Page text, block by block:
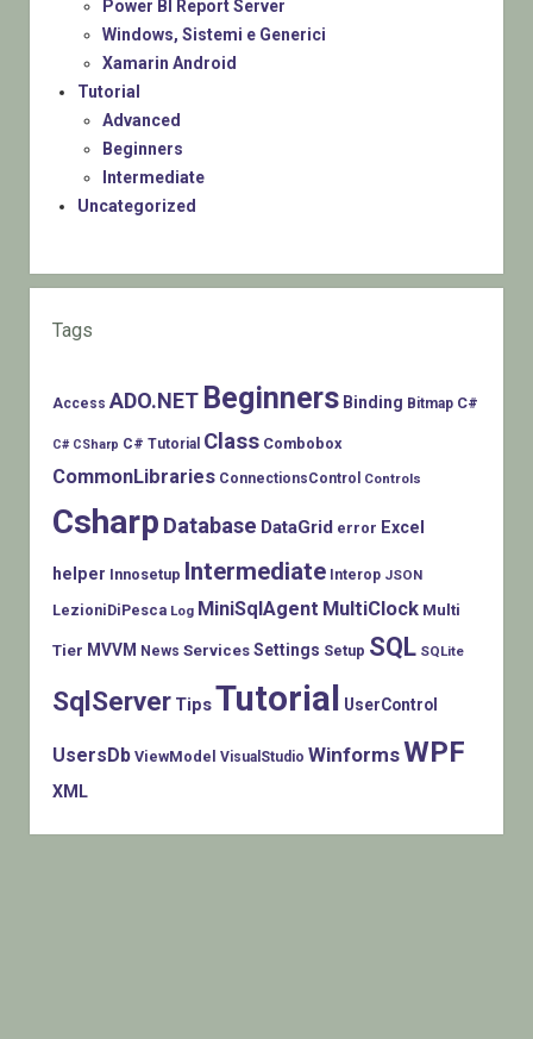
Power BI Report Server
Windows, Sistemi e Generici
Xamarin Android
Tutorial
Advanced
Beginners
Intermediate
Uncategorized
Tags
Access ADO.NET Beginners Binding Bitmap C#
C# CSharp C# Tutorial Class Combobox
CommonLibraries ConnectionsControl Controls
Csharp Database DataGrid error Excel
helper Innosetup Intermediate Interop JSON
LezioniDiPesca Log MiniSqlAgent MultiClock Multi
Tier MVVM News Services Settings Setup SQL SQLite
SqlServer TipsTutorial UserControl
UsersDb ViewModel VisualStudio WinformsWPF
XML